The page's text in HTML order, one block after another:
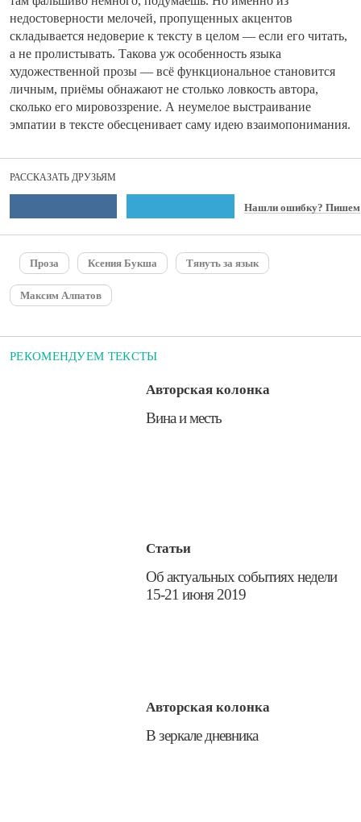
недостоверности мелочей, пропущенных акцентов
складывается недоверие к тексту в целом — если его читать,
а не пролистывать. Такова уж особенность языка
художественной прозы — всё функциональное становится
личным, приёмы обнажают не столько ловкость автора,
сколько его мировоззрение. А неумелое выстраивание
эмпатии в тексте обесценивает саму идею взаимопонимания.
РАССКАЗАТЬ ДРУЗЬЯМ
Нашли ошибку? Пишем
Проза Ксения Букша Тянуть за язык
Максим Алпатов
РЕКОМЕНДУЕМ ТЕКСТЫ
Авторская колонка
Вина и месть
Статьи
Об актуальных событиях недели
15-21 июня 2019
Авторская колонка
В зеркале дневника